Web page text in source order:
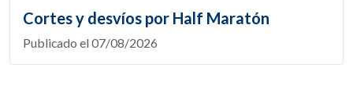
Cortes y desvíos por Half Maratón
Publicado el 07/08/2026